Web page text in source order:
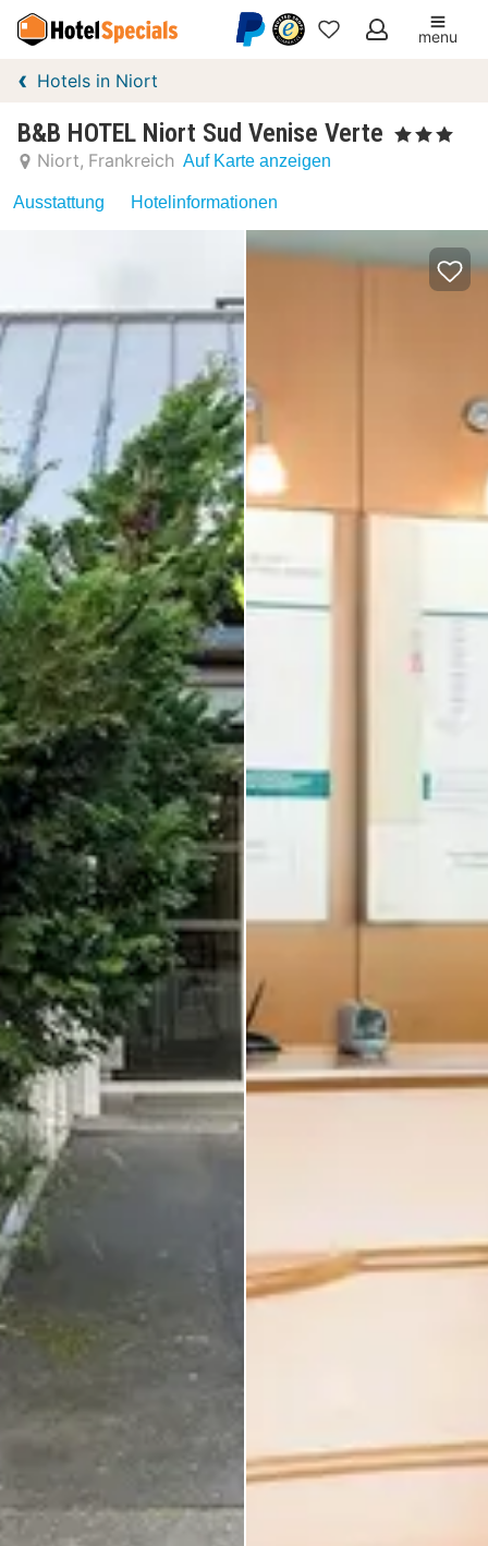
Meine
menu
Hotels in Niort
B&B HOTEL Niort Sud Venise Verte , 3 Sterne
Niort Frankreich Auf Karte anzeigen
Ausstattung Hotelinformationen